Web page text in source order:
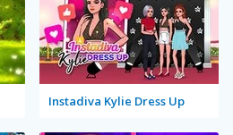
Instadiva Kylie Dress Up